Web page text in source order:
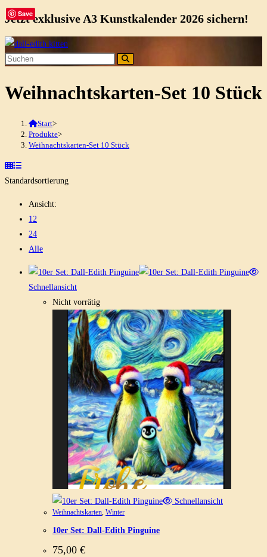
Zum
springen
Jetzt exklusive A3 Kunstkalender 2026 sichern!
Weihnachtskarten-Set 10 Stück
Start>
Produkte>
Weihnachtskarten-Set 10 Stück
Standardsortierung
Ansicht:
12
24
Alle
Save
Schnellansicht
Nicht vorrätig
Schnellansicht
Weihnachtskarten, Winter
10er Set: Dall-Edith Pinguine
75,00 €